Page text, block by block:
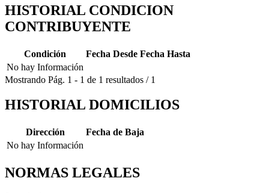
HISTORIAL CONDICION
CONTRIBUYENTE
Condición Fecha Desde Fecha Hasta
No hay Información
Mostrando Pág. 1 - 1 de 1 resultados / 1
HISTORIAL DOMICILIOS
Dirección
Fecha de Baja
No hay Información
NORMAS LEGALES